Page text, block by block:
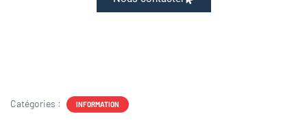
Catégories : INFORMATION